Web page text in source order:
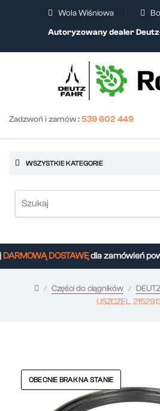
Wola Wiśniowa
Autoryzowany dealer
Zadzwoń i zamów :539 602 449
WSZYSTKIE KATEGORIE
DOSTAWĘdla zamówień
Części do ciągników
USZCZEL.
OBECNIE BRAK NA STANIE